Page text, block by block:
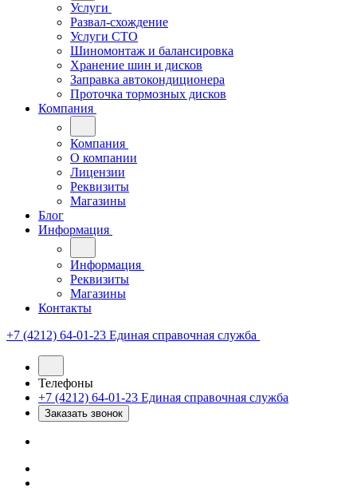
Услуги
Развал-схождение
Услуги СТО
Шиномонтаж и балансировка
Хранение шин и дисков
Заправка автокондиционера
Проточка тормозных дисков
Компания
Компания
О компании
Лицензии
Реквизиты
Магазины
Блог
Информация
Информация
Реквизиты
Магазины
Контакты
+7 (4212) 64-01-23 Единая справочная служба
Телефоны
+7 (4212) 64-01-23 Единая справочная служба
Заказать звонок